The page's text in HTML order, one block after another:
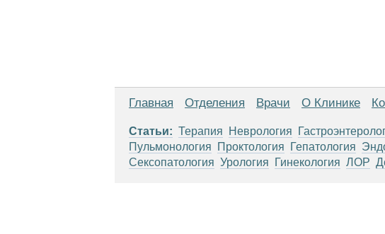
Главная Отделения Врачи О Клинике
Статьи: Терапия Неврология
Пульмонология
Проктология Гепатология
Сексопатология Урология Гинекология ЛОР